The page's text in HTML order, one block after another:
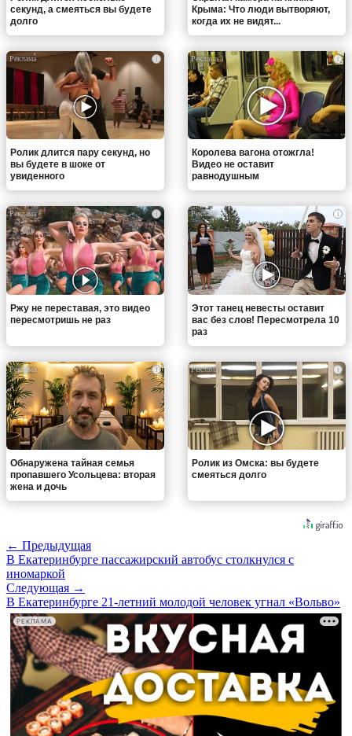
секунд, а смеяться вы будете
долго
Крыма: Что люди вытворяют,
когда их не видят...
i
Ролик длится пару секунд, но
вы будете в шоке от
увиденного
i
Королева вагона отожгла!
Видео не оставит
равнодушным
i
Ржу не переставая, это видео
пересмотришь не раз
i
Этот танец невесты оставит
вас без слов! Пересмотрела 10
раз
i
Обнаружена тайная семья
пропавшего Усольцева: вторая
жена и дочь
i
Ролик из Омска: вы будете
смеяться долго
← Предыдущая
В Екатеринбурге пассажирский автобус столкнулся с
иномаркой
Следующая →
В Екатеринбурге 21-летний молодой человек угнал «Вольво»
РЕКЛАМА